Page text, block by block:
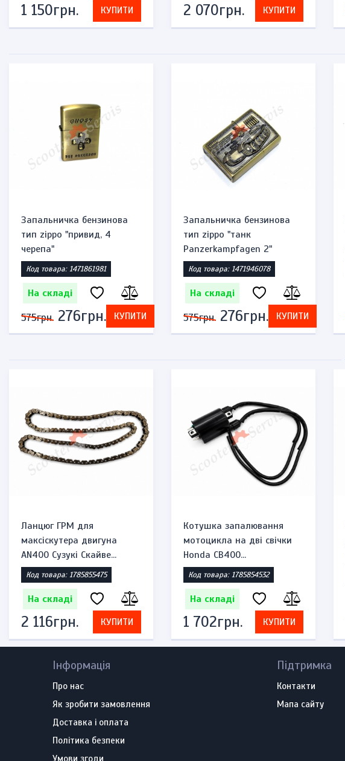
1 150грн. КУПИТИ 2 070грн. КУПИТИ
Запальничка бензинова
тип zippo "привид, 4
черепа"
Код товара: 1471861981
На складі
575грн. 276грн. КУПИТИ
Запальничка бензинова
тип zippo "танк
Panzerkampfagen 2"
Код товара: 1471946078
На складі
575грн. 276грн. КУПИТИ
Ланцюг ГРМ для
максіскутера двигуна
AN400 Сузукі Скайве...
Код товара: 1785855475
На складі
2 116грн. КУПИТИ
Котушка запалювання
мотоцикла на дві свічки
Honda CB400...
Код товара: 1785854532
На складі
1 702грн. КУПИТИ
Інформація
Про нас
Як зробити замовлення
Доставка і оплата
Політика безпеки
Умови згоди
Підтримка
Контакти
Мапа сайту